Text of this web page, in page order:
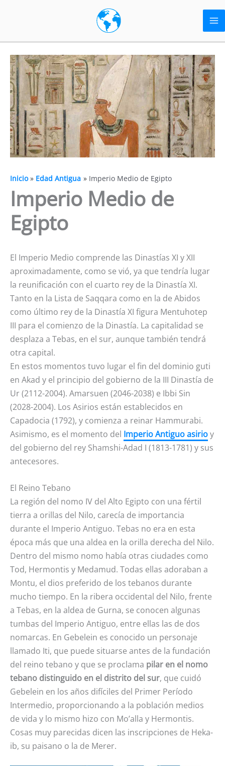
Inicio Edad Antigua Imperio Medio de Egipto
Imperio Medio de
Egipto
El Imperio Medio comprende las Dinastías XI y XII
aproximadamente, como se vió, ya que tendría lugar
la reunificación con el cuarto rey de la Dinastía XI.
Tanto en la Lista de Saqqara como en la de Abidos
como último rey de la Dinastía XI figura Mentuhotep
III para el comienzo de la Dinastía. La capitalidad se
desplaza a Tebas, en el sur, aunque también tendrá
otra capital.
En estos momentos tuvo lugar el fin del dominio guti
en Akad y el principio del gobierno de la III Dinastía de
Ur (2112-2004). Amarsuen (2046-2038) e Ibbi Sin
(2028-2004). Los Asirios están establecidos en
Capadocia (1792), y comienza a reinar Hammurabi.
Asimismo, es el momento del Imperio Antiguo asirioy
del gobierno del rey Shamshi-Adad I (1813-1781) y sus
antecesores.
El Reino Tebano
La región del nomo IV del Alto Egipto con una fértil
tierra a orillas del Nilo, carecía de importancia
durante el Imperio Antiguo. Tebas no era en esta
época más que una aldea en la orilla derecha del Nilo.
Dentro del mismo nomo había otras ciudades como
Tod, Hermontis y Medamud. Todas ellas adoraban a
Montu, el dios preferido de los tebanos durante
mucho tiempo. En la ribera occidental del Nilo, frente
a Tebas, en la aldea de Gurna, se conocen algunas
tumbas del Imperio Antiguo, entre ellas las de dos
nomarcas. En Gebelein es conocido un personaje
llamado Iti, que puede situarse antes de la fundación
del reino tebano y que se proclama pilar en el nomo
tebano distinguido en el distrito del sur, que cuidó
Gebelein en los años difíciles del Primer Período
Intermedio, proporcionando a la población medios
de vida y lo mismo hizo con Mo’alla y Hermontis.
Cosas muy parecidas dicen las inscripciones de Heka-
ib, su paisano o la de Merer.